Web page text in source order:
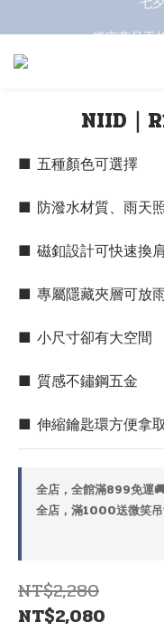
NIID｜
■ 五種顏色可選擇
■ 防潑水材質、雨天
■ 磁釦設計可快速換
■ 專屬隱藏夾層可放
■ 小尺寸卻有大空間
■ 質感不鏽鋼五金
■ 伸縮鑰匙環方便拿
全店，全館滿899免運
全店，滿1000送微笑
NT$2,280
NT$2,080